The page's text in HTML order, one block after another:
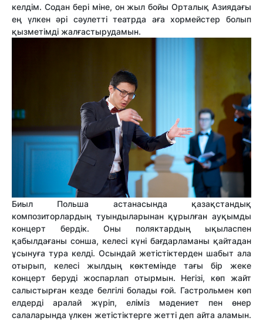
келдім. Содан бері міне, он жыл бойы Орталық Азиядағы
ең үлкен әрі сәулетті театрда аға хормейстер болып
қызметімді жалғастырудамын.
Биыл Польша астанасында қазақстандық
композиторлардың туындыларынан құрылған ауқымды
концерт бердік. Оны поляктардың ықыласпен
қабылдағаны сонша, келесі күні бағдарламаны қайтадан
ұсынуға тура келді. Осындай жетістіктерден шабыт ала
отырып, келесі жылдың көктемінде тағы бір жеке
концерт беруді жоспарлап отырмын. Негізі, көп жайт
салыстырған кезде белгілі болады ғой. Гастрольмен көп
елдерді аралай жүріп, еліміз мәдениет пен өнер
салаларында үлкен жетістіктерге жетті деп айта аламын.